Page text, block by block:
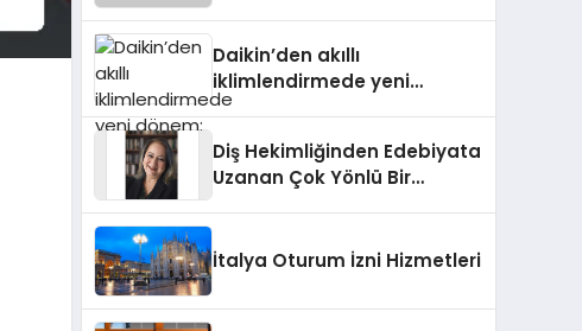
Daikin’den akıllı
iklimlendirmede yeni
dönem: Madoka Plus
Diş Hekimliğinden Edebiyata
Uzanan Çok Yönlü Bir
İtalya Oturum İzni Hizmetleri